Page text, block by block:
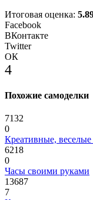
Итоговая оценка:
Facebook
ВКонтакте
Twitter
ОК
4
Похожие самоделки
7132
0
Креативные,
6218
0
Часы своими руками
13687
7